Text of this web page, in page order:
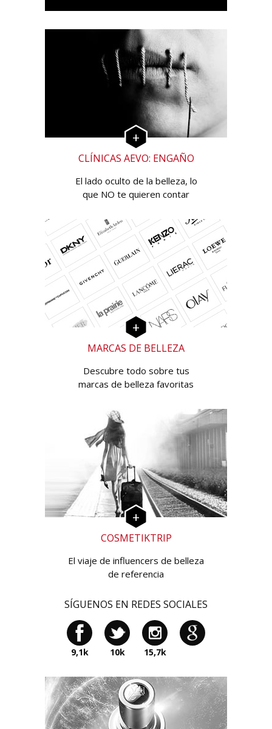
CLÍNICAS AEVO: ENGAÑO
El lado oculto de la belleza, lo
que NO te quieren contar
MARCAS DE BELLEZA
Descubre todo sobre tus
marcas de belleza favoritas
COSMETIKTRIP
El viaje de influencers de belleza
de referencia
SÍGUENOS EN REDES SOCIALES
9,1k 10k 15,7k